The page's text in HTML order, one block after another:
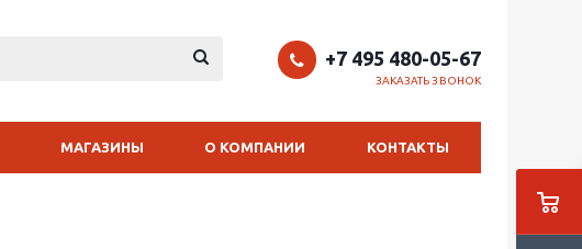
+7 495 480-05-67
ЗАКАЗАТЬ ЗВОНОК
МАГАЗИНЫ О КОМПАНИИ КОНТАКТЫ